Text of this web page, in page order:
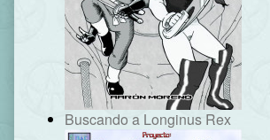
Buscando a Longinus Rex